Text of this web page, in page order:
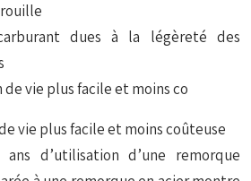
dues à la légèreté des
vie plus facile et moins co
vie plus facile et moins coûteuse
d’utilisation d’une remorque